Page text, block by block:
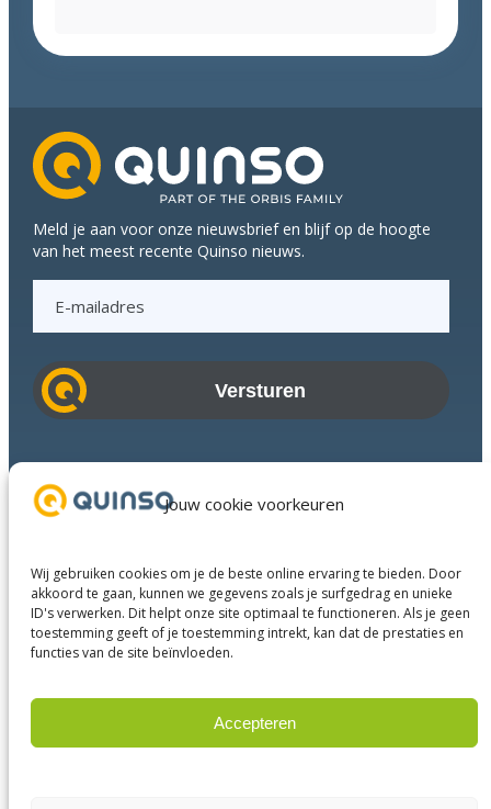
Jouw cookie voorkeuren
Wij gebruiken cookies om je de beste online ervaring te bieden. Door
akkoord te gaan, kunnen we gegevens zoals je surfgedrag en unieke
ID's verwerken. Dit helpt onze site optimaal te functioneren. Als je geen
toestemming geeft of je toestemming intrekt, kan dat de prestaties en
functies van de site beïnvloeden.
Accepteren
mouwen
elkaar
tijdens
Q-
meeting
Meld je aan voor onze nieuwsbrief en blijf op de hoogte
van het meest recente Quinso nieuws.
a
i
a
d
r
s
Succesverhalen
Over ons
Businesspartners
Contact
LinkedInInstagramFacebook YouTube